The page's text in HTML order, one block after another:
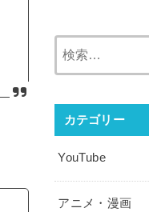
カテゴリー
YouTube
アニメ・漫画